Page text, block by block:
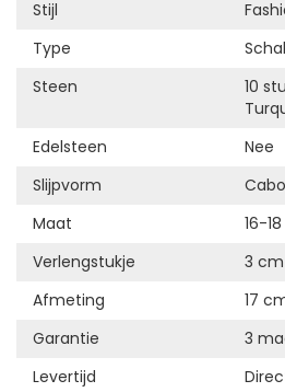
Stijl
Type
Steen
10
Edelsteen
Nee
Slijpvorm
Maat
16-
Verlengstukje
3 cm
Afmeting
17
Garantie
3
Levertijd